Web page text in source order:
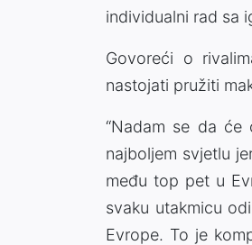
individualni rad sa
Govoreći o
nastojati pružiti
“Nadam se da
najboljem svjetlu
među top pet u
svaku utakmicu
Evrope. To je